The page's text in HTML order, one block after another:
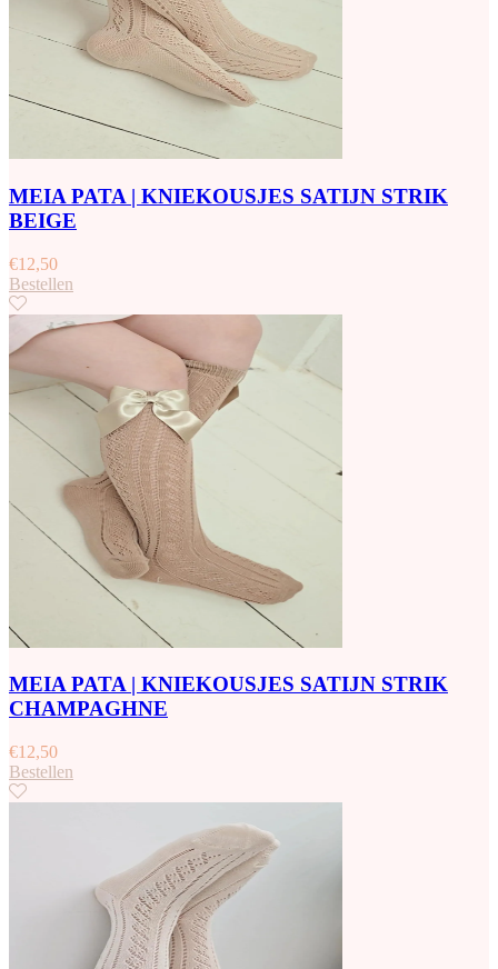
MEIA PATA | KNIEKOUSJES SATIJN STRIK
BEIGE
€12,50
Bestellen
MEIA PATA | KNIEKOUSJES SATIJN STRIK
CHAMPAGHNE
€12,50
Bestellen